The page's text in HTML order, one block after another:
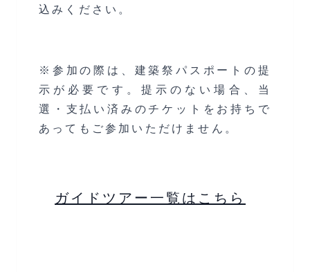
込みください。
※参加の際は、建築祭パスポートの提
示が必要です。提示のない場合、当
選・支払い済みのチケットをお持ちで
あってもご参加いただけません。
ガイドツアー一覧はこちら